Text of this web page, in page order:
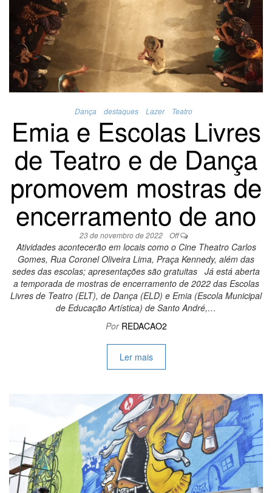
Dança destaques Lazer Teatro
Emia e Escolas Livres
de Teatro e de Dança
promovem mostras de
encerramento de ano
23 de novembro de 2022 Off
Atividades acontecerão em locais como o Cine Theatro Carlos
Gomes, Rua Coronel Oliveira Lima, Praça Kennedy, além das
sedes das escolas; apresentações são gratuitas Já está aberta
a temporada de mostras de encerramento de 2022 das Escolas
Livres de Teatro (ELT), de Dança (ELD) e Emia (Escola Municipal
de Educação Artística) de Santo André,…
Por REDACAO2
Ler mais